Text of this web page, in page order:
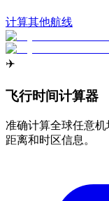
计算其他航线
✈️
飞行时间计算器
准确计算全球任意机
距离和时区信息。